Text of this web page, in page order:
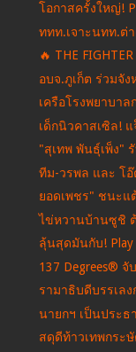
โอกาสครั้งใหญ่!
ททท.เจาะนทท.ต่
🔥 THE
อบจ.ภูเก็ต ร่วมจั
เครือโรงพยาบาล
เด็กนิวคาสเซิล!
"สุเทพ พันธุ์เพ็ง"
ทีม-วรพล และ โ
ยอดเพชร" ชนะแ
ไข่หวานบ้านซูชิ
ลุ้นสุดมันกับ! Play
137 Degrees® จั
รามาธิบดีบรรเล
นายกฯ เป็นประธ
สดุดีท้าวเทพกระ